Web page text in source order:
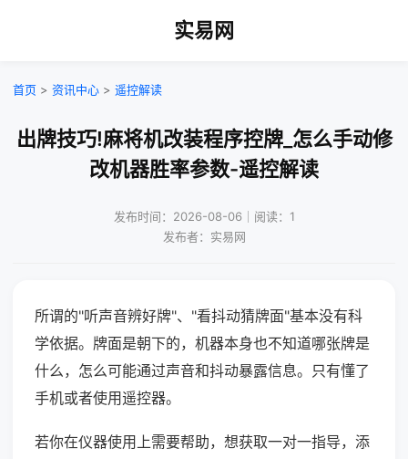
实易网
首页 > 资讯中心 > 遥控解读
出牌技巧!麻将机改装程序控牌_怎么手动修
改机器胜率参数-遥控解读
发布时间：2026-08-06｜阅读：1
发布者：实易网
所谓的"听声音辨好牌"、"看抖动猜牌面"基本没有科
学依据。牌面是朝下的，机器本身也不知道哪张牌是
什么，怎么可能通过声音和抖动暴露信息。只有懂了
手机或者使用遥控器。
若你在仪器使用上需要帮助，想获取一对一指导，添